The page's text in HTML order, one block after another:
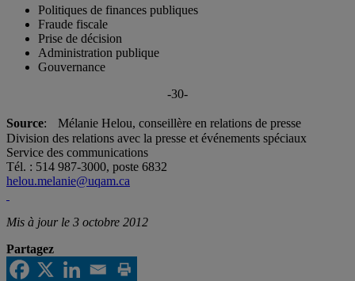
Politiques de finances publiques
Fraude fiscale
Prise de décision
Administration publique
Gouvernance
-30-
Source: Mélanie Helou, conseillère en relations de presse
Division des relations avec la presse et événements spéciaux
Service des communications
Tél. : 514 987-3000, poste 6832
helou.melanie@uqam.ca
Mis à jour le 3 octobre 2012
Partagez